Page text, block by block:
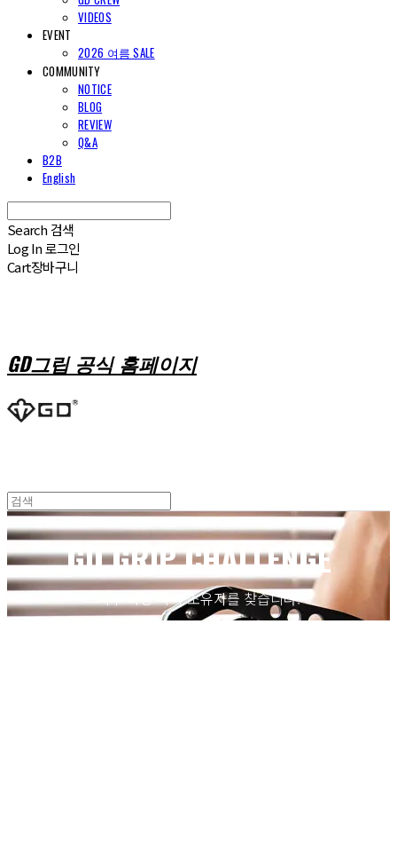
VIDEOS
EVENT
2026 여름 SALE
COMMUNITY
NOTICE
BLOG
REVIEW
Q&A
B2B
English
Search 검색
Log In로그인
Cart장바구니
GD그립 공식 홈페이지
GD GRIP CHALLENGE
지구 최강 악력 소유자를 찾습니다.